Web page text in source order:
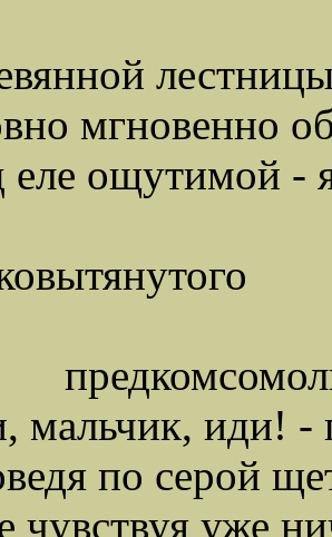
мгновенно
еле ощутимой -
мальчик, иди! -
по серой
чувствуя уже